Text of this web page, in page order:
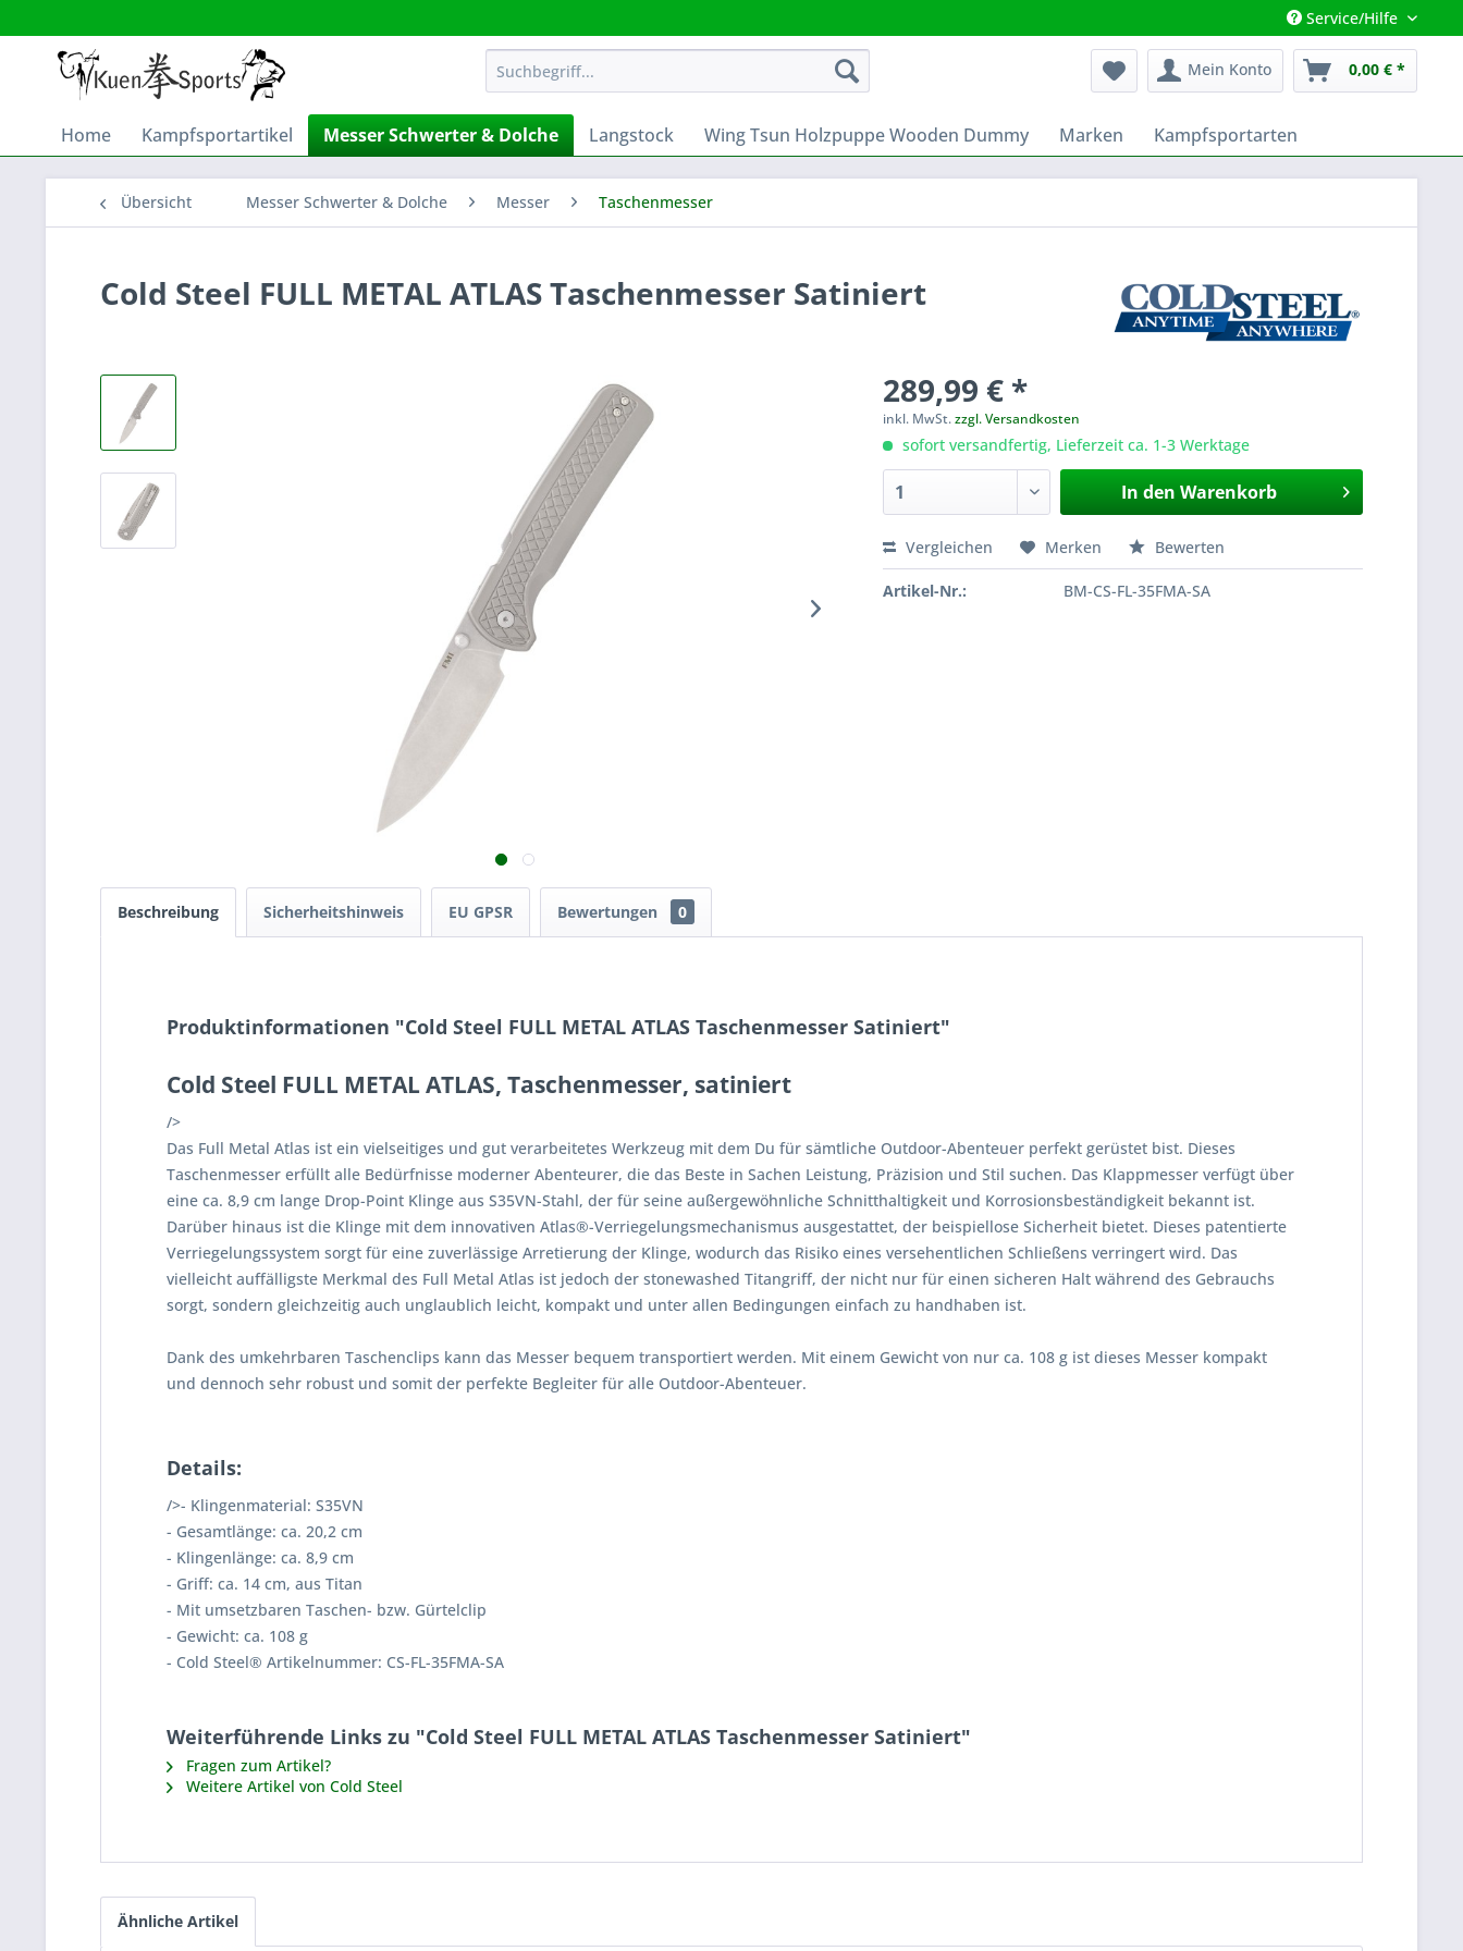
Service/Hilfe
Mein Konto 0,00 € *
Home Kampfsportartikel Messer Schwerter & Dolche Langstock Wing Tsun Holzpuppe Wooden Dummy Marken Kampfsportarten
Übersicht Messer Schwerter & Dolche Messer Taschenmesser
Cold Steel FULL METAL ATLAS Taschenmesser Satiniert
289,99 € *
inkl. MwSt.zzgl. Versandkosten
sofort versandfertig, Lieferzeit ca. 1-3 Werktage
In den Warenkorb
Vergleichen Merken Bewerten
Artikel-Nr.: BM-CS-FL-35FMA-SA
Beschreibung Sicherheitshinweis EU GPSR Bewertungen 0
Produktinformationen "Cold Steel FULL METAL ATLAS Taschenmesser Satiniert"
Cold Steel FULL METAL ATLAS, Taschenmesser, satiniert
/>
Das Full Metal Atlas ist ein vielseitiges und gut verarbeitetes Werkzeug mit dem Du für sämtliche Outdoor-Abenteuer perfekt gerüstet bist. Dieses
Taschenmesser erfüllt alle Bedürfnisse moderner Abenteurer, die das Beste in Sachen Leistung, Präzision und Stil suchen. Das Klappmesser verfügt über
eine ca. 8,9 cm lange Drop-Point Klinge aus S35VN-Stahl, der für seine außergewöhnliche Schnitthaltigkeit und Korrosionsbeständigkeit bekannt ist.
Darüber hinaus ist die Klinge mit dem innovativen Atlas®-Verriegelungsmechanismus ausgestattet, der beispiellose Sicherheit bietet. Dieses patentierte
Verriegelungssystem sorgt für eine zuverlässige Arretierung der Klinge, wodurch das Risiko eines versehentlichen Schließens verringert wird. Das
vielleicht auffälligste Merkmal des Full Metal Atlas ist jedoch der stonewashed Titangriff, der nicht nur für einen sicheren Halt während des Gebrauchs
sorgt, sondern gleichzeitig auch unglaublich leicht, kompakt und unter allen Bedingungen einfach zu handhaben ist.
Dank des umkehrbaren Taschenclips kann das Messer bequem transportiert werden. Mit einem Gewicht von nur ca. 108 g ist dieses Messer kompakt
und dennoch sehr robust und somit der perfekte Begleiter für alle Outdoor-Abenteuer.
Details:
/>- Klingenmaterial: S35VN
- Gesamtlänge: ca. 20,2 cm
- Klingenlänge: ca. 8,9 cm
- Griff: ca. 14 cm, aus Titan
- Mit umsetzbaren Taschen- bzw. Gürtelclip
- Gewicht: ca. 108 g
- Cold Steel® Artikelnummer: CS-FL-35FMA-SA
Weiterführende Links zu "Cold Steel FULL METAL ATLAS Taschenmesser Satiniert"
Fragen zum Artikel?
Weitere Artikel von Cold Steel
Ähnliche Artikel